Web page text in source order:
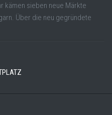
kämen sieben neue Märkte
Über die neu gegründete